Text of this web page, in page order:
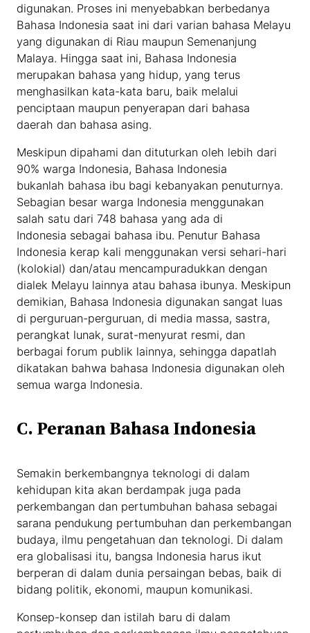
digunakan. Proses ini menyebabkan berbedanya
Bahasa Indonesia saat ini dari varian bahasa Melayu
yang digunakan di Riau maupun Semenanjung
Malaya. Hingga saat ini, Bahasa Indonesia
merupakan bahasa yang hidup, yang terus
menghasilkan kata-kata baru, baik melalui
penciptaan maupun penyerapan dari bahasa
daerah dan bahasa asing.
Meskipun dipahami dan dituturkan oleh lebih dari
90% warga Indonesia, Bahasa Indonesia
bukanlah bahasa ibu bagi kebanyakan penuturnya.
Sebagian besar warga Indonesia menggunakan
salah satu dari 748 bahasa yang ada di
Indonesia sebagai bahasa ibu. Penutur Bahasa
Indonesia kerap kali menggunakan versi sehari-hari
(kolokial) dan/atau mencampuradukkan dengan
dialek Melayu lainnya atau bahasa ibunya. Meskipun
demikian, Bahasa Indonesia digunakan sangat luas
di perguruan-perguruan, di media massa, sastra,
perangkat lunak, surat-menyurat resmi, dan
berbagai forum publik lainnya, sehingga dapatlah
dikatakan bahwa bahasa Indonesia digunakan oleh
semua warga Indonesia.
C. Peranan Bahasa Indonesia
Semakin berkembangnya teknologi di dalam
kehidupan kita akan berdampak juga pada
perkembangan dan pertumbuhan bahasa sebagai
sarana pendukung pertumbuhan dan perkembangan
budaya, ilmu pengetahuan dan teknologi. Di dalam
era globalisasi itu, bangsa Indonesia harus ikut
berperan di dalam dunia persaingan bebas, baik di
bidang politik, ekonomi, maupun komunikasi.
Konsep-konsep dan istilah baru di dalam